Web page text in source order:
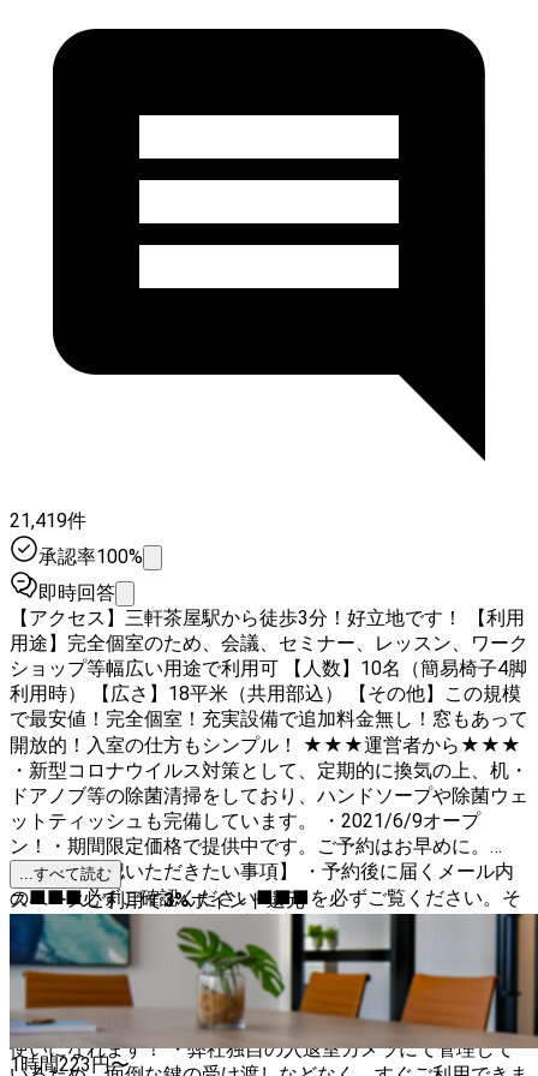
21,419件
承認率100%
即時回答
【アクセス】三軒茶屋駅から徒歩3分！好立地です！ 【利用
用途】完全個室のため、会議、セミナー、レッスン、ワーク
ショップ等幅広い用途で利用可 【人数】10名（簡易椅子4脚
利用時） 【広さ】18平米（共用部込） 【その他】この規模
で最安値！完全個室！充実設備で追加料金無し！窓もあって
開放的！入室の仕方もシンプル！ ★★★運営者から★★★
・新型コロナウイルス対策として、定期的に換気の上、机・
ドアノブ等の除菌清掃をしており、ハンドソープや除菌ウェ
ットティッシュも完備しています。 ・2021/6/9オープ
ン！・期間限定価格で提供中です。ご予約はお早めに。
【必ずご確認いただきたい事項】 ・予約後に届くメール内
の■■■必ずご確認ください■■■を必ずご覧ください。そ
の欄に記載のリンク先に、入室方法、道順等すべて記載があ
ります。 （同席される方にここに記載のリンクを展開いた
だけると、迷わず現地に到着できます。場所が分かりにく
い、という方のほとんどはご覧いただいていないようで
す。） 【その他特徴】 ・ホワイトボード・WiFiを無料でお
使いになれます！ ・弊社独自の入退室カメラにて管理して
...すべて読む
スペースご利用で3%ポイント還元
1時間223円〜